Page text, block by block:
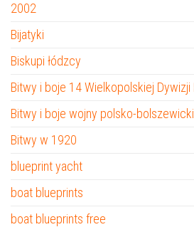
2002
Bijatyki
Biskupi łódzcy
Bitwy i boje 14 Wielkopolskiej Dywizji
Bitwy i boje wojny polsko-
Bitwy w 1920
blueprint yacht
boat blueprints
boat blueprints free